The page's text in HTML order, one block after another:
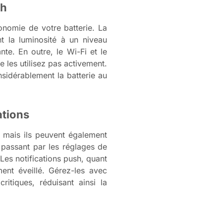
de votre batterie. La
la luminosité à un niveau
En outre, le Wi-Fi et le
les utilisez pas activement.
la batterie au
ils peuvent également
par les réglages de
notifications push, quant
éveillé. Gérez-les avec
réduisant ainsi la